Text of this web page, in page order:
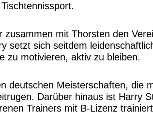
mit Thorsten den
setzt sich seitdem
zu motivieren, aktiv zu bleiben.
deutschen Meisterschaften, die
Darüber hinaus ist Harry
Trainers mit B-Lizenz